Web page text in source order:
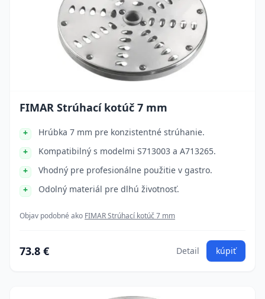
FIMAR Strúhací kotúč 7 mm
Hrúbka 7 mm pre konzistentné strúhanie.
Kompatibilný s modelmi S713003 a A713265.
Vhodný pre profesionálne použitie v gastro.
Odolný materiál pre dlhú životnosť.
Objav podobné ako FIMAR Strúhací kotúč 7 mm
73.8 € Detail kúpiť